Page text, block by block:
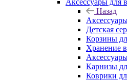
Аксессуары для
Назад
Детская
Корзины
Хранение
Карнизы
Коврики